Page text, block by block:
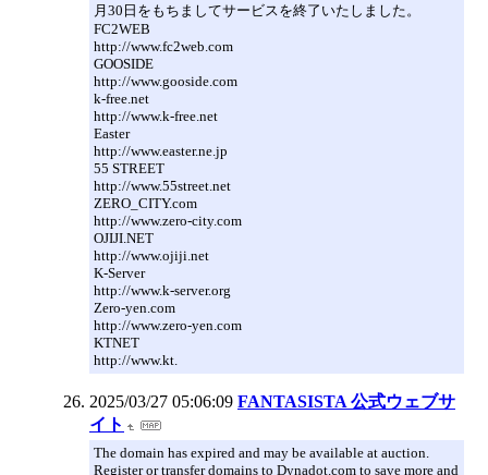
月30日をもちましてサービスを終了いたしました。
FC2WEB
http://www.fc2web.com
GOOSIDE
http://www.gooside.com
k-free.net
http://www.k-free.net
Easter
http://www.easter.ne.jp
55 STREET
http://www.55street.net
ZERO_CITY.com
http://www.zero-city.com
OJIJI.NET
http://www.ojiji.net
K-Server
http://www.k-server.org
Zero-yen.com
http://www.zero-yen.com
KTNET
http://www.kt.
2025/03/27 05:06:09 FANTASISTA 公式ウェブサ
イト
The domain has expired and may be available at auction.
Register or transfer domains to Dynadot.com to save more and